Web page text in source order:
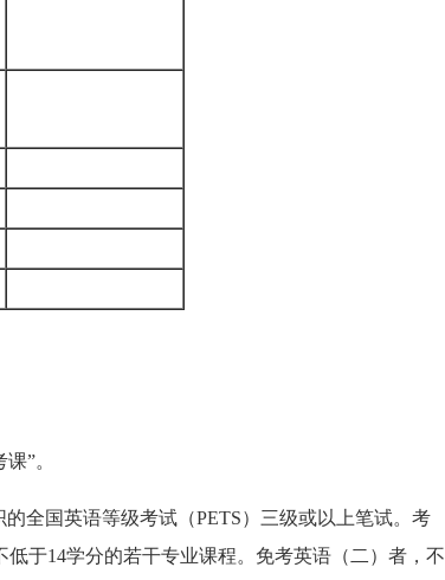
”。
全国英语等级考试（PETS）三级或以上笔试。考
于14学分的若干专业课程。免考英语（二）者，不